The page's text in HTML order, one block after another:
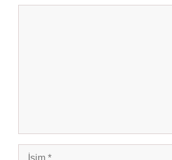
İsim